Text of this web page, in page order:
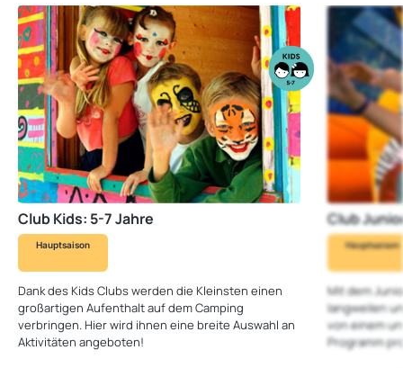
Club Kids: 5-7 Jahre
Hauptsaison
Dank des Kids Clubs werden die Kleinsten einen
großartigen Aufenthalt auf dem Camping
verbringen. Hier wird ihnen eine breite Auswahl an
Aktivitäten angeboten!
Club
Hauptsaison
Mit dem
langweilen
von einem
Programm